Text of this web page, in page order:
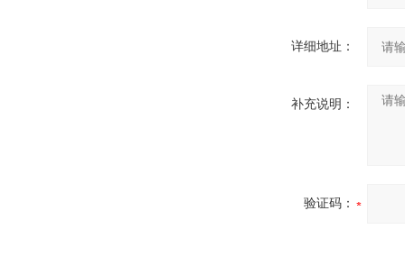
详细地址：
补充说明：
验证码：